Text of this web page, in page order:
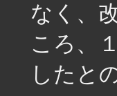
なく、
ころ、
したと